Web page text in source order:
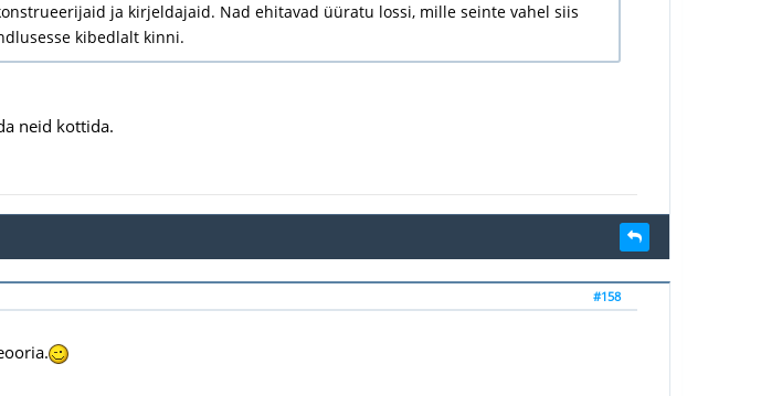
ja kirjeldajaid. Nad ehitavad üüratu lossi, mille seinte vahel siis
kibedlalt kinni.
neid kottida.
#158